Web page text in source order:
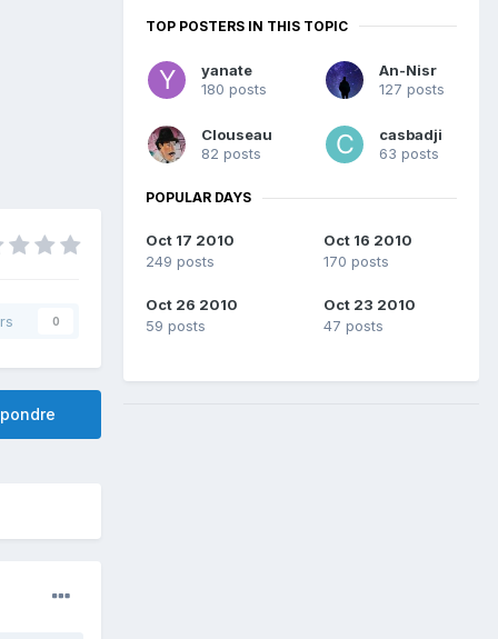
0
TOP POSTERS IN THIS TOPIC
yanate
180 posts
An-Nisr
127 posts
Clouseau
82 posts
casbadji
63 posts
POPULAR DAYS
Oct 17 2010
249 posts
Oct 16 2010
170 posts
Oct 26 2010
59 posts
Oct 23 2010
47 posts